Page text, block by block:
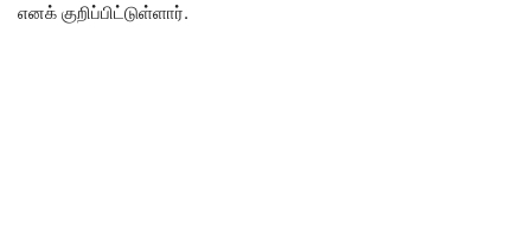
எனக் குறிப்பிட்டுள்ளார்.